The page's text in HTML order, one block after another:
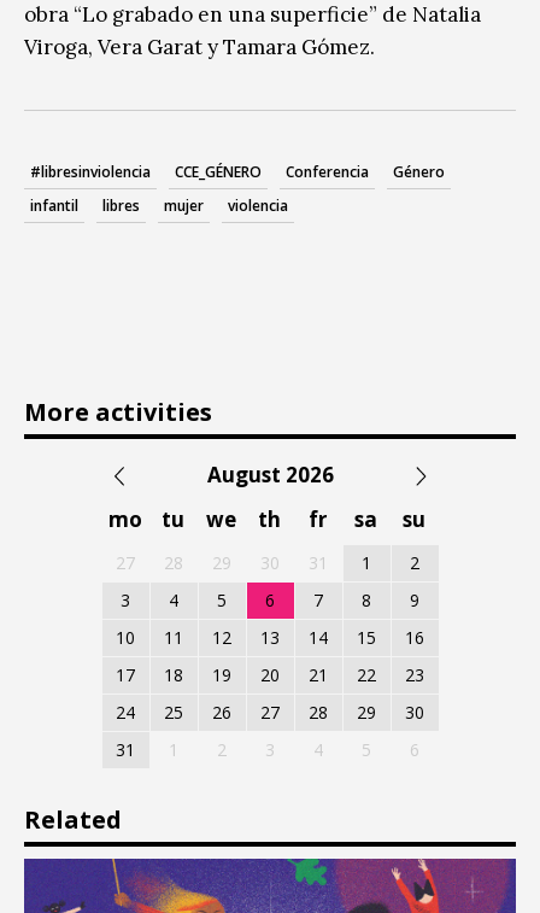
obra “Lo grabado en una superficie” de Natalia
Viroga, Vera Garat y Tamara Gómez.
#libresinviolencia CCE_GÉNERO Conferencia
Género
infantil
libres mujer violencia
More activities
August 2026
mo
tu we th fr sa su
27 28 29 30 31 1
2
3
4 5 6 7 8
9
10
11 12 13 14 15
16
17
18 19 20 21 22
23
24
25 26 27 28 29
30
31
1 2 3 4 5 6
Related